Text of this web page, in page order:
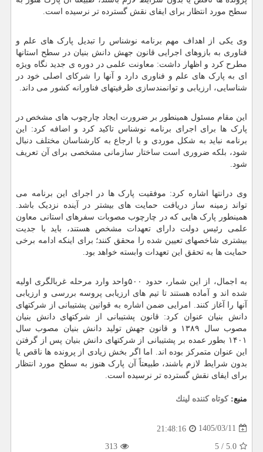
سطح مورد انتظار برای ایفای نقش گسترده تر نرسیده است.
وی یکی از اهداف مهم برنامه نوشناس را تبدیل پارک های علم و
فناوری به بازوهای اجرایی قانون جهش دانش بنیان در سطح استانها
مطرح کرد و اظهار داشت: معاونت علمی در دوره ی جدید نگاه ویژه
ای به پارک های علم و فناوری دارد و آنها را شرکای اصلی خود در
شناسایی، ارزیابی و توانمندسازی ظرفیتهای فناورانه کشور می داند.
این مقام مسئول همینطور بر ضرورت ایجاد چارچوب های مشخص در
پارک ها برای اجرای برنامه نوشناس تاکید کرد و اضافه کرد: این
برنامه نباید به شکل موردی و با ارجاع به کارشناسان مختلف دنبال
شود، بلکه ضروری است ساختار سازمانی مشخصی برای آن تعریف
شود.
وی درانتها اشاره کرد: موفقیت پارک ها در اجرای این برنامه می
تواند زمینه ساز دریافت حمایت های بیشتر در آینده نزدیک باشد.
همینطور پارک هایی که در چارچوب مصوبات سفرهای استانی معاون
علمی رئیس دولت دارای تعهدات مشخص هستند، باید با جدیت
بیشتری شاخصهای تعیین شده را محقق کنند؛ برای اینکه ادامه برخی
حمایت ها به تحقق این تعهدات وابسته خواهد بود.
به اجمال، از این شمار، حدود ۵۰۰واحد وارد مرحله غربالگری اولیه
شده اند و آماده هستند تا تیم های ارزیابی پروسه بررسی و ارزیابی
آنها را آغاز کنند. امرایی ضمن اشاره به قوانین پشتیبانی از شرکتهای
دانش بنیان عنوان کرد: قانون پشتیبانی از شرکتهای دانش بنیان
مصوب سال ۱۳۸۹ و قانون جهش تولید دانش بنیان مصوب سال
۱۴۰۱ بطور عمده بر پشتیبانی از شرکتهای دانش بنیان پس از گرفتن
این عنوان متمرکز بوده اند. اما اگر بخش زیادی از پرونده ها ناقص یا
بدون شرایط لازم باشند، طبیعتاً آن پارک هنوز به سطح مورد انتظار
برای ایفای نقش گسترده تر نرسیده است.
منبع: كوتاه كننده لینك
1405/03/11
21:48:16
5.0
/
5
313